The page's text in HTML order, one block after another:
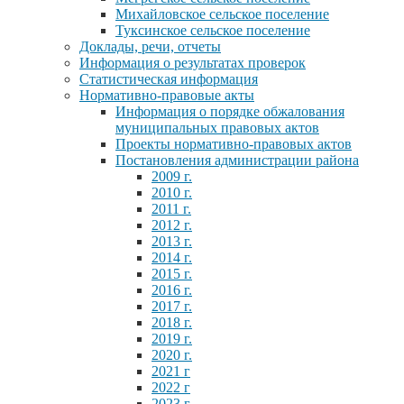
Михайловское сельское поселение
Туксинское сельское поселение
Доклады, речи, отчеты
Информация о результатах проверок
Статистическая информация
Нормативно-правовые акты
Информация о порядке обжалования
муниципальных правовых актов
Проекты нормативно-правовых актов
Постановления администрации района
2009 г.
2010 г.
2011 г.
2012 г.
2013 г.
2014 г.
2015 г.
2016 г.
2017 г.
2018 г.
2019 г.
2020 г.
2021 г
2022 г